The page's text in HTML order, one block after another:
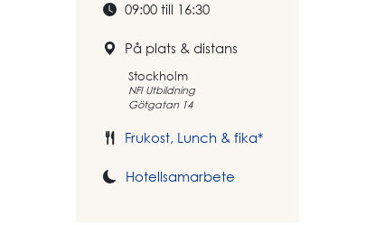
09:00 till 16:30
På plats & distans
Stockholm
NFI Utbildning
Götgatan 14
Frukost, Lunch & fika*
Hotellsamarbete